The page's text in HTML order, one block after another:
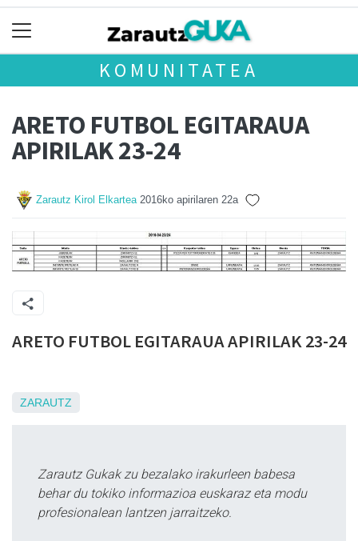
KOMUNITATEA
ARETO FUTBOL EGITARAUA
APIRILAK 23-24
Zarautz Kirol Elkartea 2016ko apirilaren 22a
ARETO FUTBOL EGITARAUA APIRILAK 23-24
ZARAUTZ
Zarautz Gukak zu bezalako irakurleen babesa
behar du tokiko informazioa euskaraz eta modu
profesionalean lantzen jarraitzeko.